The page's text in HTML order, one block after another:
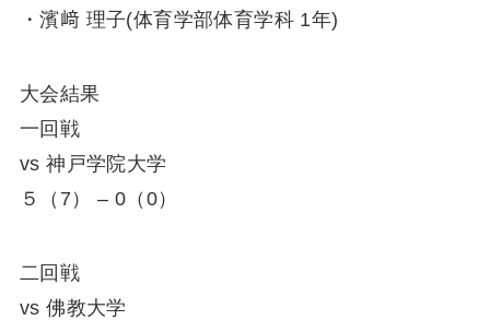
・濱﨑 理子(体育学部体育学科 1年)
大会結果
一回戦
vs 神戸学院大学
５（7） – 0（0）
二回戦
vs 佛教大学